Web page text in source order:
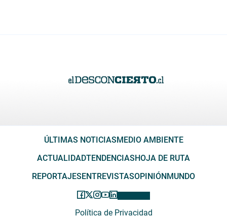
ÚLTIMAS NOTICIASMEDIO AMBIENTE
ACTUALIDADTENDENCIASHOJA DE RUTA
REPORTAJESENTREVISTASOPINIÓNMUNDO
Política de Privacidad